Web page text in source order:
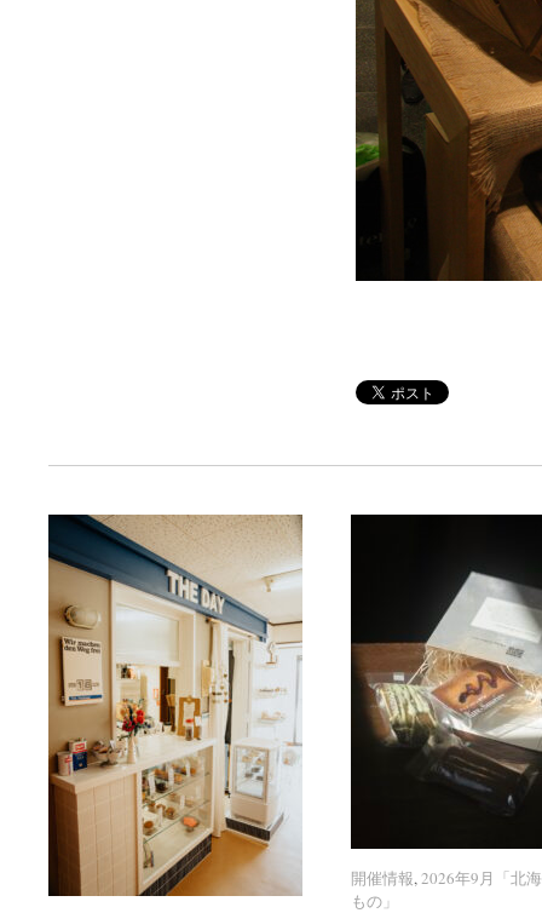
開催情報,2026年9月「北
もの」
開催情報 2026年9月「北
もの」